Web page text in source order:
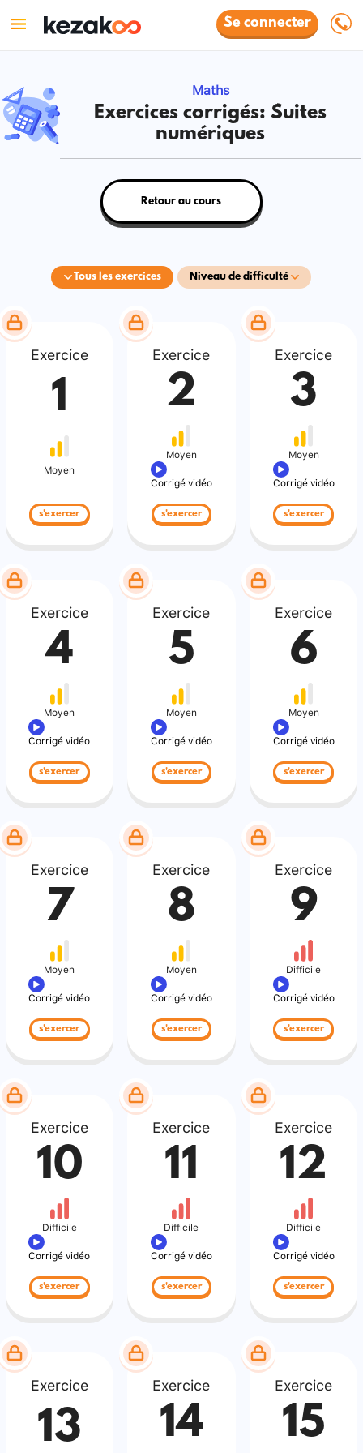
Se connecter
Maths
Exercices corrigés: Suites
numériques
Tous les exercices Niveau de difficulté
Retour au cours
Exercice
1
Moyen
s'exercer
Exercice
2
Moyen
Corrigé vidéo
s'exercer
Exercice
3
Moyen
Corrigé vidéo
s'exercer
Exercice
4
Moyen
Corrigé vidéo
s'exercer
Exercice
5
Moyen
Corrigé vidéo
s'exercer
Exercice
6
Moyen
Corrigé vidéo
s'exercer
Exercice
7
Moyen
Corrigé vidéo
s'exercer
Exercice
8
Moyen
Corrigé vidéo
s'exercer
Exercice
9
Difficile
Corrigé vidéo
s'exercer
Exercice
10
Difficile
Corrigé vidéo
s'exercer
Exercice
11
Difficile
Corrigé vidéo
s'exercer
Exercice
12
Difficile
Corrigé vidéo
s'exercer
Exercice
13
Exercice
14
Exercice
15